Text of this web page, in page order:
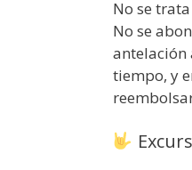
No se
No se
antelación
tiempo, y